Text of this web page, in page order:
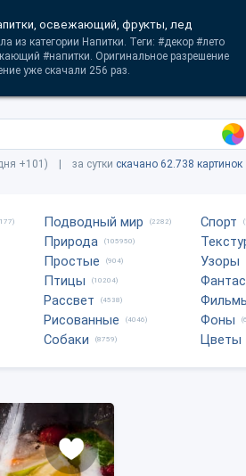
освежающий, фрукты, лед
из категории Напитки. Теги: #декор #лето
#напитки. Оригинальное разрешение
уже скачали 256 раз.
+101) | за сутки скачано 62.738 картинок
Подводный мир (2282)
Природа (105950)
Простые (904)
Птицы (10204)
Рассвет (4538)
Рисованные (4046)
Собаки (8759)
Спорт
Узоры
Фоны
Цветы